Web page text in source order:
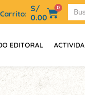
Carrito:
S/
0.00
0
EDITORAL